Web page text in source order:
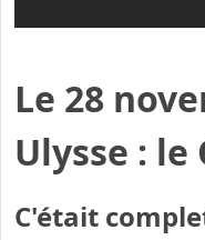
Le 28
Ulysse :
C'était